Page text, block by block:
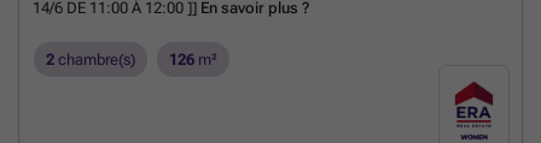
14/6 DE 11:00 À 12:00 ]] En savoir plus ?
2 chambre(s) 126 m²